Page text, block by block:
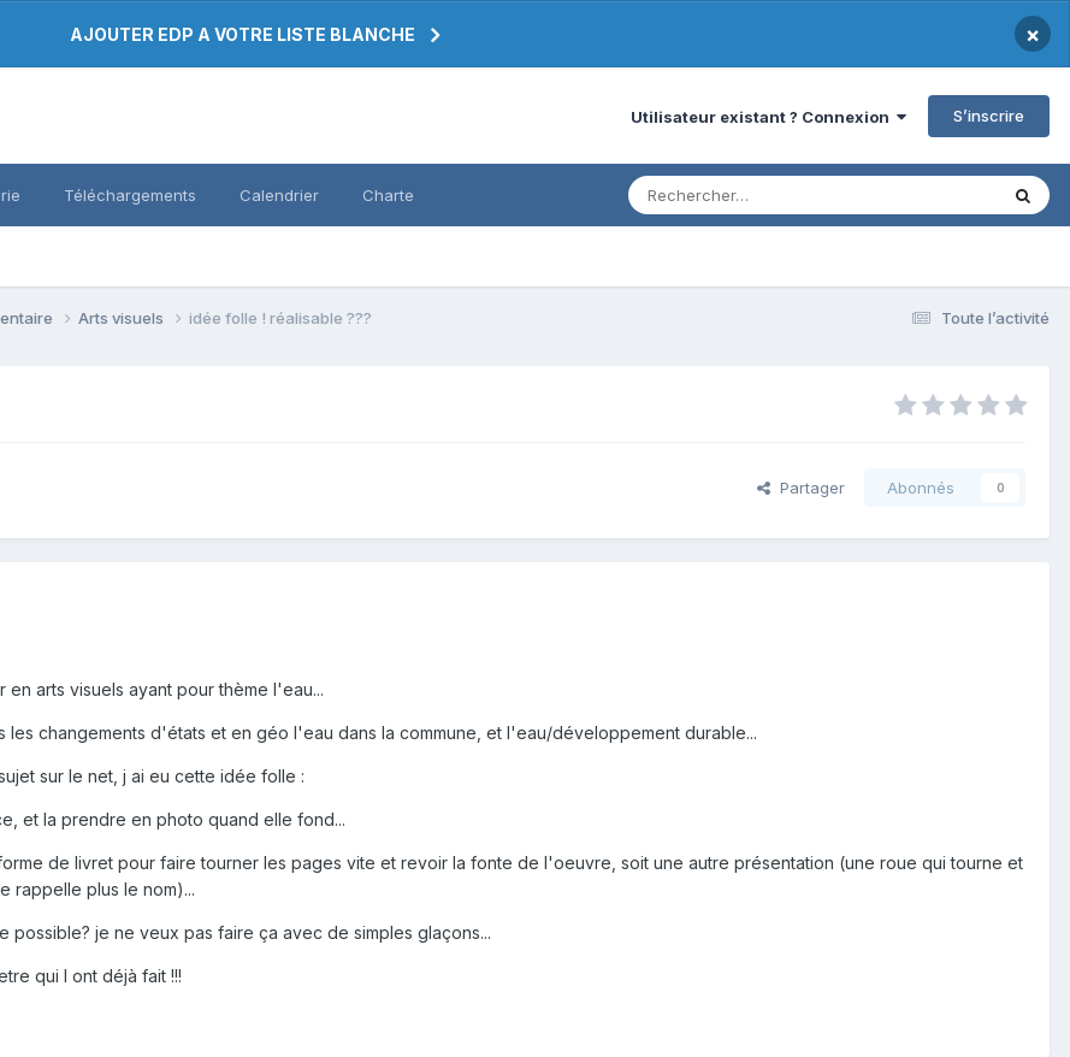
AJOUTER EDP A VOTRE LISTE BLANCHE ×
Utilisateur existant ? Connexion S’inscrire
Téléchargements Calendrier Charte
Toute l’activité
Arts visuels idée folle ! réalisable ???
Partager Abonnés 0
arts visuels ayant pour thème l'eau...
changements d'états et en géo l'eau dans la commune, et l'eau/développement durable...
sur le net, j ai eu cette idée folle :
et la prendre en photo quand elle fond...
de livret pour faire tourner les pages vite et revoir la fonte de l'oeuvre, soit une autre présentation (une roue qui tourne et
rappelle plus le nom)...
possible? je ne veux pas faire ça avec de simples glaçons...
qui l ont déjà fait !!!